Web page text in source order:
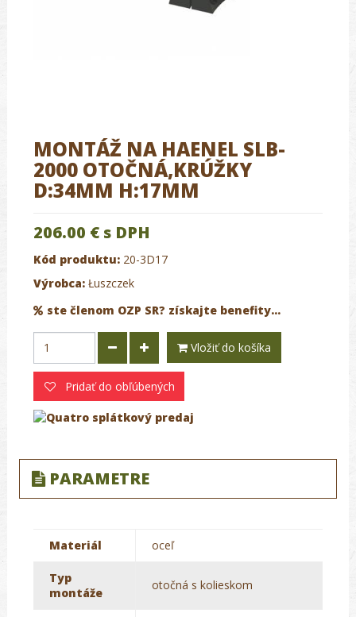
MONTÁŽ NA HAENEL SLB-
2000 OTOČNÁ,KRÚŽKY
D:34MM H:17MM
206.00 € s DPH
Kód produktu: 20-3D17
Výrobca: Łuszczek
ste členom OZP SR? získajte benefity...
Vložiť do košíka
Pridať do obľúbených
PARAMETRE
Materiál oceľ
Typ
montáže
otočná s kolieskom